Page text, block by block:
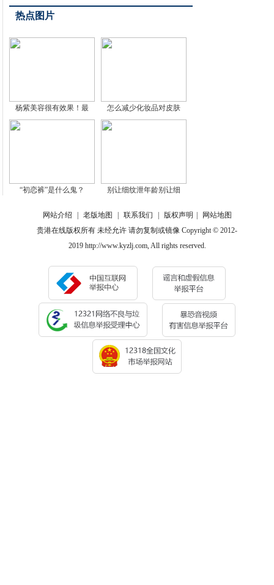
热点图片
杨紫美容很有效果！最 怎么减少化妆品对皮肤
“初恋裤”是什么鬼？ 别让细纹泄年龄别让细
网站介绍 老版地图 联系我们 版权声明
网站地图
贵港在线版权所有 未经允许 请勿复制或镜像 Copyright © 2012-
2019 http://www.kyzlj.com, All rights reserved.